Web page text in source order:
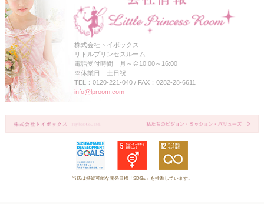
株式会社トイボックス
リトルプリンセスルーム
電話受付時間 月～金10:00～16:00
※休業日…土日祝
TEL：0120-221-040 / FAX：0282-28-6611
info@lproom.com
当店は持続可能な開発目標「SDGs」を推進しています。